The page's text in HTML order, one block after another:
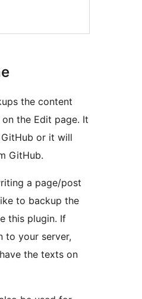
the content
the Edit page. It
or it will
GitHub.
a page/post
to backup the
this plugin. If
to your server,
the texts on